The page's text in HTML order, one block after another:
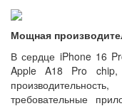
Мощная
В сердце iPhone 16
Apple A18 Pro chip,
требовательные